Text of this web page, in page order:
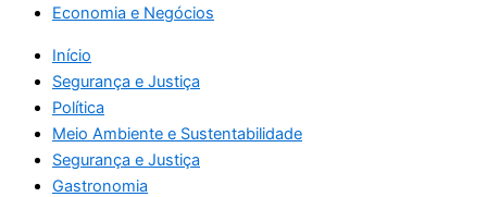
Economia e Negócios
Início
Segurança e Justiça
Política
Meio Ambiente e Sustentabilidade
Segurança e Justiça
Gastronomia